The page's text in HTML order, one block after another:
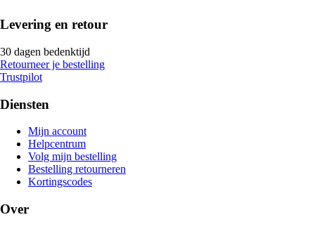
Levering en retour
30 dagen bedenktijd
Retourneer je bestelling
Trustpilot
Diensten
Mijn account
Helpcentrum
Volg mijn bestelling
Bestelling retourneren
Kortingscodes
Over